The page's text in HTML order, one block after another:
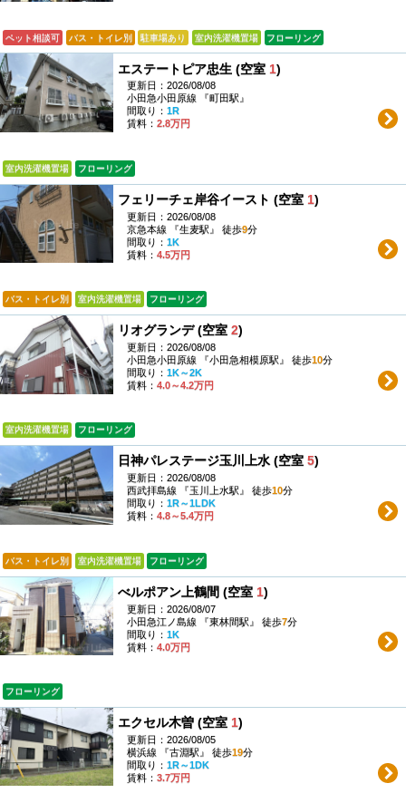
ペット相談可 バス・トイレ別 駐車場あり 室内洗濯機置場 フローリング
エステートピア忠生 (空室 1)
更新日：2026/08/08
小田急小田原線 『町田駅』
間取り： 1R
賃料： 2.8万円
室内洗濯機置場 フローリング
フェリーチェ岸谷イースト (空室 1)
更新日：2026/08/08
京急本線 『生麦駅』 徒歩9分
間取り： 1K
賃料： 4.5万円
バス・トイレ別 室内洗濯機置場 フローリング
リオグランデ (空室 2)
更新日：2026/08/08
小田急小田原線 『小田急相模原駅』 徒歩10分
間取り： 1K～2K
賃料： 4.0～4.2万円
室内洗濯機置場 フローリング
日神パレステージ玉川上水 (空室 5)
更新日：2026/08/08
西武拝島線 『玉川上水駅』 徒歩10分
間取り： 1R～1LDK
賃料： 4.8～5.4万円
バス・トイレ別 室内洗濯機置場 フローリング
べルポアン上鶴間 (空室 1)
更新日：2026/08/07
小田急江ノ島線 『東林間駅』 徒歩7分
間取り： 1K
賃料： 4.0万円
フローリング
エクセル木曽 (空室 1)
更新日：2026/08/05
横浜線 『古淵駅』 徒歩19分
間取り： 1R～1DK
賃料： 3.7万円